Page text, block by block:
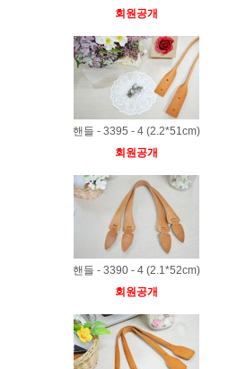
회원공개
핸들 - 3395 - 4 (2.2*51cm)
회원공개
핸들 - 3390 - 4 (2.1*52cm)
회원공개